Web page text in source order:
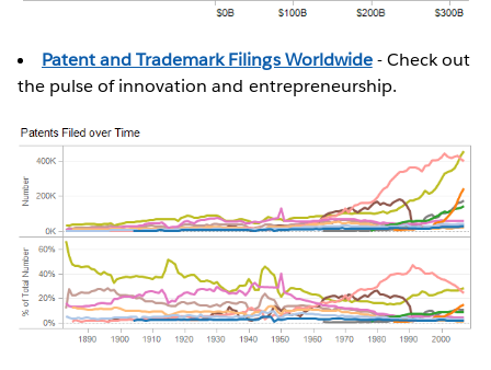
Patent and Trademark Filings Worldwide- Check out
the pulse of innovation and entrepreneurship.